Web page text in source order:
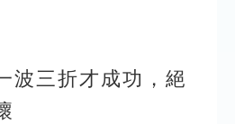
波三折才成功，絕